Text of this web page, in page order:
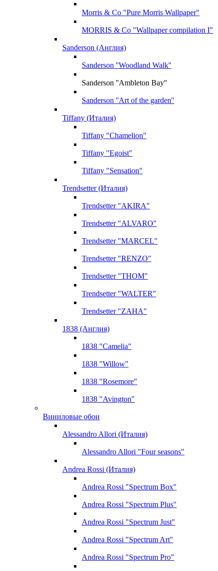
Morris & Co "Pure Morris Wallpaper"
MORRIS & Co "Wallpaper compilation I"
Sanderson (Англия)
Sanderson ''Woodland Walk''
Sanderson ''Ambleton Bay''
Sanderson ''Art of the garden''
Tiffany (Италия)
Tiffany "Chamelion"
Tiffany "Egoist"
Tiffany "Sensation"
Trendsetter (Италия)
Trendsetter "AKIRA"
Trendsetter "ALVARO"
Trendsetter "MARCEL"
Trendsetter "RENZO"
Trendsetter "THOM"
Trendsetter "WALTER"
Trendsetter "ZAHA"
1838 (Англия)
1838 "Camelia"
1838 "Willow"
1838 "Rosemore"
1838 "Avington"
Виниловые обои
Alessandro Allori (Италия)
Alessandro Allori "Four seasons"
Andrea Rossi (Италия)
Andrea Rossi "Spectrum Box"
Andrea Rossi "Spectrum Plus"
Andrea Rossi "Spectrum Just"
Andrea Rossi "Spectrum Art"
Andrea Rossi "Spectrum Pro"